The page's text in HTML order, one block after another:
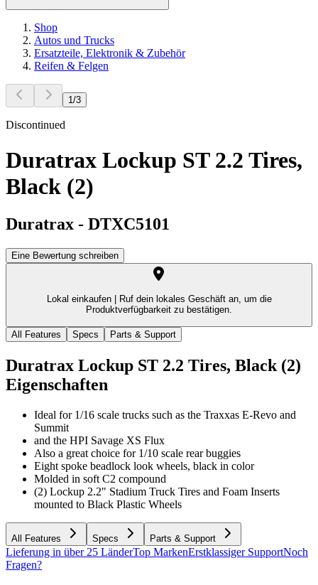
Shop
Autos und Trucks
Ersatzteile, Elektronik & Zubehör
Reifen & Felgen
1/3
Discontinued
Duratrax Lockup ST 2.2 Tires,
Black (2)
Duratrax - DTXC5101
Eine Bewertung schreiben
Lokal einkaufen |
Ruf dein lokales Geschäft an, um die
Produktverfügbarkeit zu bestätigen.
All Features Specs Parts & Support
Duratrax Lockup ST 2.2 Tires, Black (2)
Eigenschaften
Ideal for 1/16 scale trucks such as the Traxxas E-Revo and
Summit
and the HPI Savage XS Flux
Also a great choice for 1/10 scale rear buggies
Eight spoke beadlock look wheels, black in color
Molded in soft C2 compound
(2) Lockup 2.2" Stadium Truck Tires and Foam Inserts
mounted to Black Plastic Wheels
All Features Specs Parts & Support
Lieferung in über 25 LänderTop MarkenErstklassiger SupportNoch
Fragen?